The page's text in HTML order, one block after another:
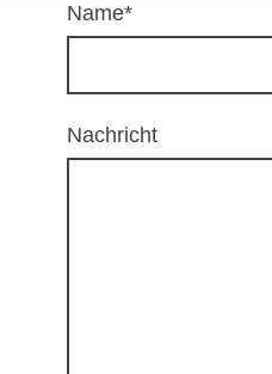
Name*
Nachricht